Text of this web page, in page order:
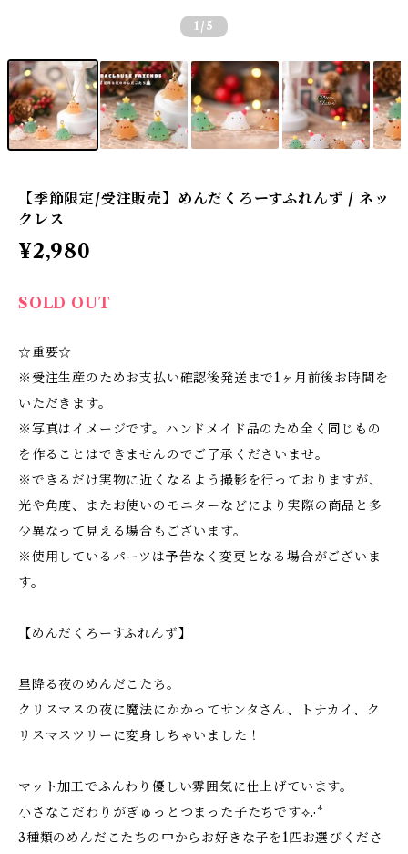
1 /5
【季節限定/受注販売】めんだくろーすふれんず / ネッ
クレス
¥2,980
SOLD OUT
☆重要☆
※受注生産のためお支払い確認後発送まで1ヶ月前後お時間を
いただきます。
※写真はイメージです。ハンドメイド品のため全く同じもの
を作ることはできませんのでご了承くださいませ。
※できるだけ実物に近くなるよう撮影を行っておりますが、
光や角度、またお使いのモニターなどにより実際の商品と多
少異なって見える場合もございます。
※使用しているパーツは予告なく変更となる場合がございま
す。
【めんだくろーすふれんず】
星降る夜のめんだこたち。
クリスマスの夜に魔法にかかってサンタさん、トナカイ、ク
リスマスツリーに変身しちゃいました！
マット加工でふんわり優しい雰囲気に仕上げています。
小さなこだわりがぎゅっとつまった子たちです⟡.·*
3種類のめんだこたちの中からお好きな子を1匹お選びくださ